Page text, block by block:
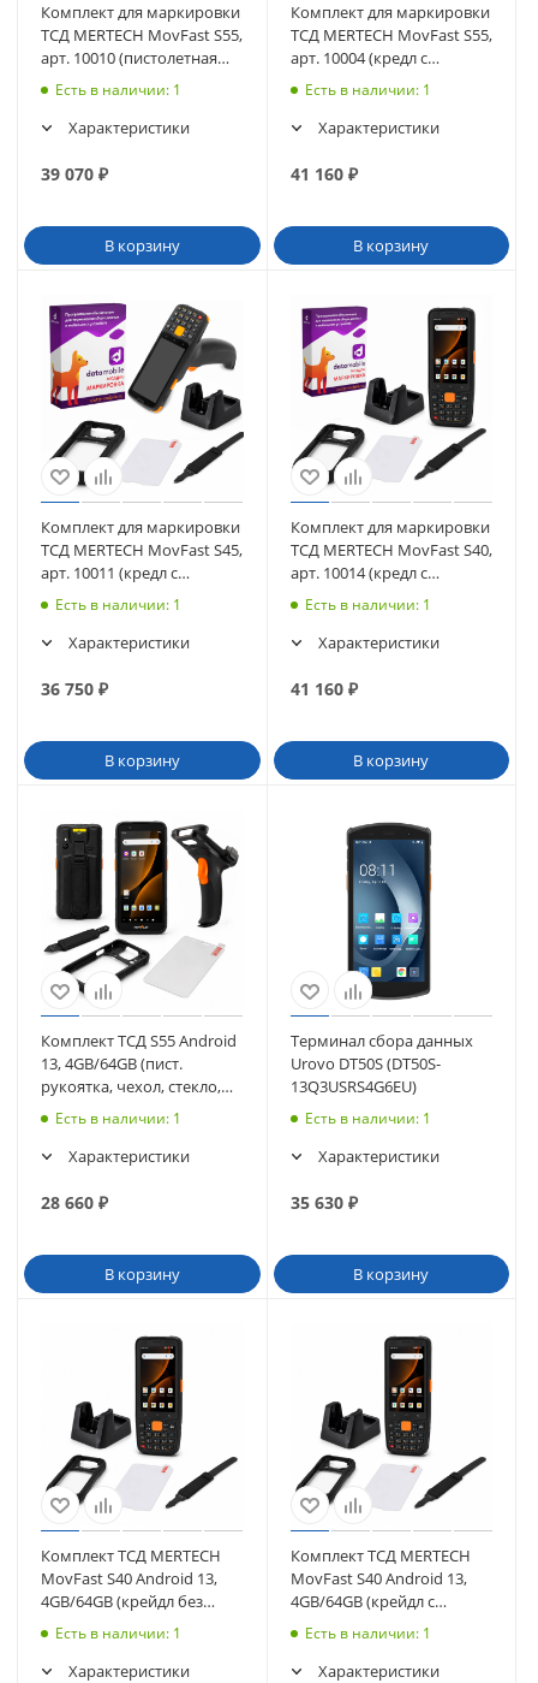
Комплект для маркировки
ТСД MERTECH MovFast S55,
арт. 10010 (пистолетная
рукоятка, чехол, стекло,
Есть в наличии: 1
Характеристики
39 070 ₽
В корзину
Комплект для маркировки
ТСД MERTECH MovFast S55,
арт. 10004 (кредл с
передачей, пистолетная
ремешок) + ПО DataMobile
Есть в наличии: 1
Характеристики
41 160₽
В корзину
Комплект для маркировки
ТСД MERTECH MovFast S45,
арт. 10011 (кредл с
передачей, чехол, стекло,
Есть в наличии: 1
Характеристики
36 750 ₽
В корзину
Комплект для маркировки
ТСД MERTECH MovFast S40,
арт. 10014 (кредл с
передачей, чехол, стекло,
Есть в наличии: 1
Характеристики
41 160₽
В корзину
Комплект ТСД S55 Android
13, 4GB/64GB (пист.
рукоятка, чехол, стекло,
ремешок)
Есть в наличии: 1
Характеристики
28 660 ₽
В корзину
Терминал сбора данных
Urovo DT50S (DT50S-
13Q3USRS4G6EU)
Есть в наличии: 1
Характеристики
35 630₽
В корзину
Комплект ТСД MERTECH
MovFast S40 Android 13,
4GB/64GB (крейдл без
передачи, чехол, стекло,
Есть в наличии: 1
Характеристики
Комплект ТСД MERTECH
MovFast S40 Android 13,
4GB/64GB (крейдл с
передачей, чехол, стекло,
Есть в наличии: 1
Характеристики